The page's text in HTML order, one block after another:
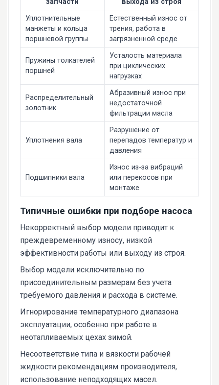
запчасти
выхода из строя
Уплотнительные
манжеты и кольца
поршневой группы
Естественный износ от
трения, работа в
загрязненной среде
Пружины толкателей
поршней
Усталость материала
при циклических
нагрузках
Распределительный
золотник
Абразивный износ при
недостаточной
фильтрации масла
Уплотнения вала
Разрушение от
перепадов температур и
давления
Подшипники вала
Износ из-за вибраций
или перекосов при
монтаже
Типичные ошибки при подборе насоса
Некорректный выбор модели приводит к
преждевременному износу, низкой
эффективности работы или выходу из строя.
Выбор модели исключительно по
присоединительным размерам без учета
требуемого давления и расхода в системе.
Игнорирование температурного диапазона
эксплуатации, особенно при работе в
неотапливаемых цехах зимой.
Несоответствие типа и вязкости рабочей
жидкости рекомендациям производителя,
использование неподходящих масел.